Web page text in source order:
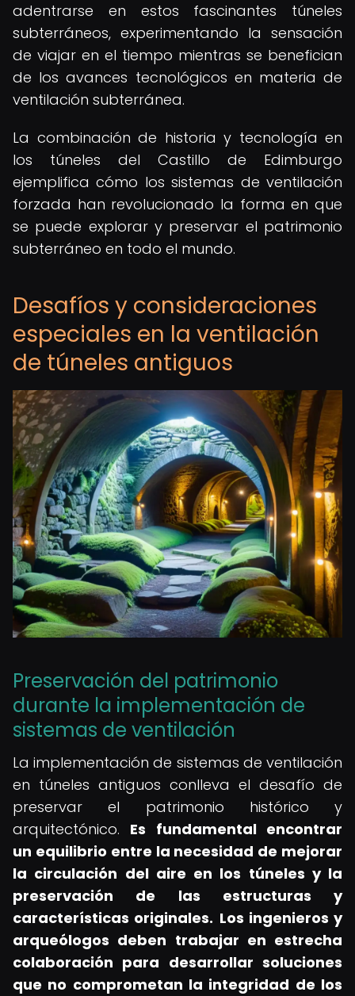
adentrarse en estos fascinantes túneles
subterráneos, experimentando la sensación
de viajar en el tiempo mientras se benefician
de los avances tecnológicos en materia de
ventilación subterránea.
La combinación de historia y tecnología en
los túneles del Castillo de Edimburgo
ejemplifica cómo los sistemas de ventilación
forzada han revolucionado la forma en que
se puede explorar y preservar el patrimonio
subterráneo en todo el mundo.
Desafíos y consideraciones
especiales en la ventilación
de túneles antiguos
Preservación del patrimonio
durante la implementación de
sistemas de ventilación
La implementación de sistemas de ventilación
en túneles antiguos conlleva el desafío de
preservar el patrimonio histórico y
arquitectónico. Es fundamental encontrar
un equilibrio entre la necesidad de mejorar
la circulación del aire en los túneles y la
preservación de las estructuras y
características originales. Los ingenieros y
arqueólogos deben trabajar en estrecha
colaboración para desarrollar soluciones
que no comprometan la integridad de los